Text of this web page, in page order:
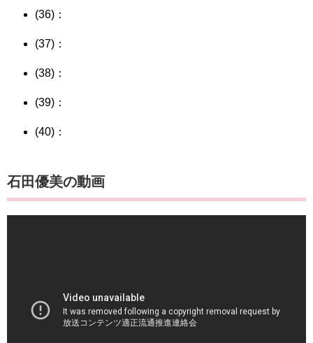
(36)：
(37)：
(38)：
(39)：
(40)：
石田優美の動画